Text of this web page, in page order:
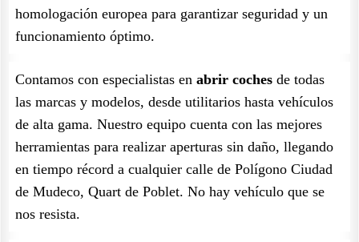
homologación europea para garantizar seguridad y un
funcionamiento óptimo.
Contamos con especialistas en abrir coches de todas
las marcas y modelos, desde utilitarios hasta vehículos
de alta gama. Nuestro equipo cuenta con las mejores
herramientas para realizar aperturas sin daño, llegando
en tiempo récord a cualquier calle de Polígono Ciudad
de Mudeco, Quart de Poblet. No hay vehículo que se
nos resista.